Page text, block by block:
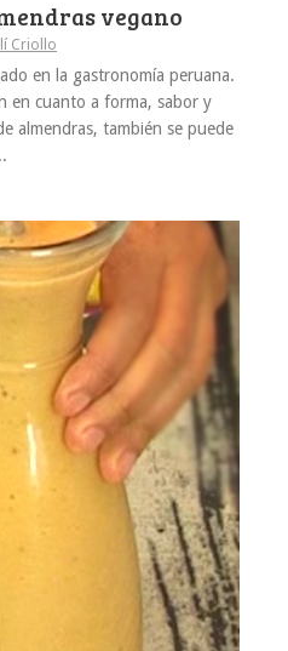
vegano
Criollo
en la gastronomía peruana.
en cuanto a forma, sabor y
almendras, también se puede